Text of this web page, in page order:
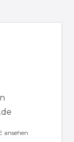
ansehen